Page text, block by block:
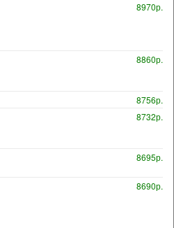
8970р.
8860р.
8756р.
8732р.
8695р.
8690р.